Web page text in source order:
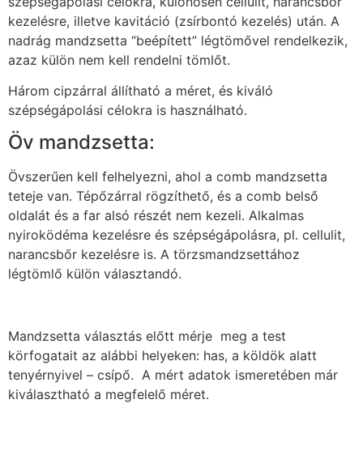
kezelésre, illetve kavitáció (zsírbontó kezelés) után. A
nadrág mandzsetta “beépített” légtömővel rendelkezik,
azaz külön nem kell rendelni tömlőt.
Három cipzárral állítható a méret, és kiváló
szépségápolási célokra is használható.
Öv mandzsetta:
Övszerűen kell felhelyezni, ahol a comb mandzsetta
teteje van. Tépőzárral rögzíthető, és a comb belső
oldalát és a far alsó részét nem kezeli. Alkalmas
nyiroködéma kezelésre és szépségápolásra, pl. cellulit,
narancsbőr kezelésre is. A törzsmandzsettához
légtömlő külön választandó.
Mandzsetta választás előtt mérje meg a test
körfogatait az alábbi helyeken: has, a köldök alatt
tenyérnyivel – csípő. A mért adatok ismeretében már
kiválasztható a megfelelő méret.